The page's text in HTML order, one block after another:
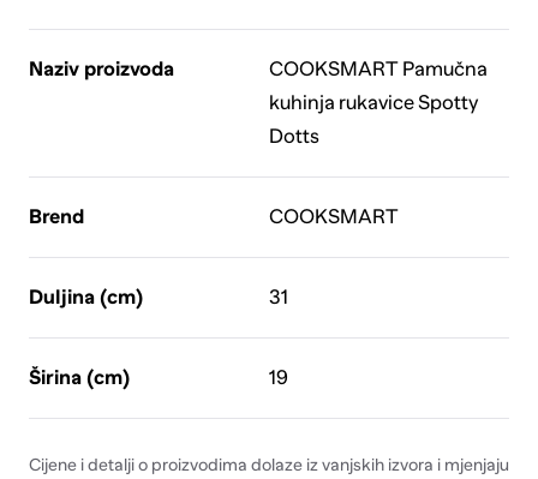
Naziv proizvoda
COOKSMART Pamučna
kuhinja rukavice Spotty
Dotts
Brend COOKSMART
Duljina (cm) 31
Širina (cm) 19
Cijene i detalji o proizvodima dolaze iz vanjskih izvora i mjenjaju